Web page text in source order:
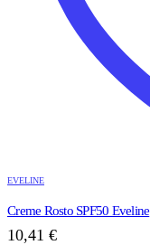
EVELINE
Creme Rosto SPF50 Eveline
10,41 €